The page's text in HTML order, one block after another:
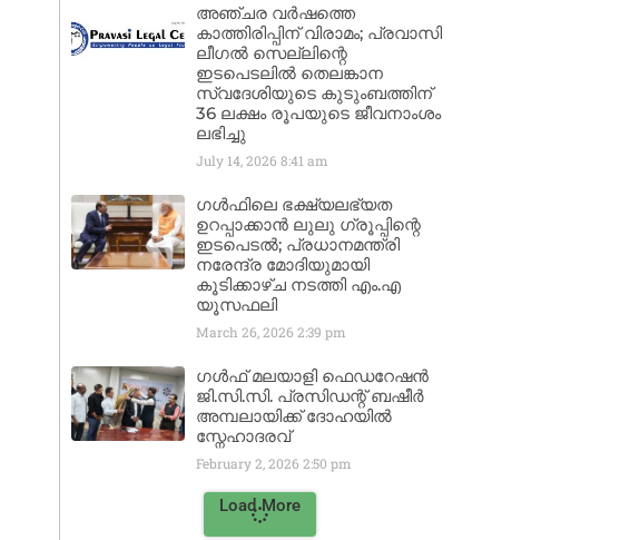
അഞ്ചര വർഷത്തെ
കാത്തിരിപ്പിന് വിരാമം; പ്രവാസി
ലീഗൽ സെല്ലിന്റെ
ഇടപെടലിൽ തെലങ്കാന
സ്വദേശിയുടെ കുടുംബത്തിന്
36 ലക്ഷം രൂപയുടെ ജീവനാംശം
ലഭിച്ചു
July 14, 2026 8:41 am
ഗൾഫിലെ ഭക്ഷ്യലഭ്യത
ഉറപ്പാക്കാൻ ലുലു ഗ്രൂപ്പിന്റെ
ഇടപെടൽ; പ്രധാനമന്ത്രി
നരേന്ദ്ര മോദിയുമായി
കൂടിക്കാഴ്ച നടത്തി എം.എ
യൂസഫലി
March 26, 2026 2:39 pm
ഗൾഫ് മലയാളി ഫെഡറേഷൻ
ജി.സി.സി. പ്രസിഡന്റ് ബഷീർ
അമ്പലായിക്ക് ദോഹയിൽ
സ്നേഹാദരവ്
February 2, 2026 2:50 pm
Load More